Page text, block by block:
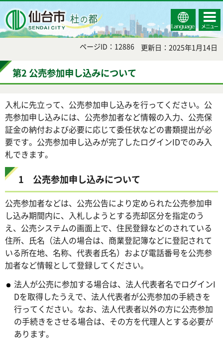
Select
Language
コンテ
ンツメ
ニュー
ページID：12886 更新日：2025年1月14日
第2 公売参加申し込みについて
入札に先立って、公売参加申し込みを行ってください。公
売参加申し込みには、公売参加者など情報の入力、公売保
証金の納付および必要に応じて委任状などの書類提出が必
要です。公売参加申し込みが完了したログインIDでのみ入
札できます。
1 公売参加申し込みについて
公売参加者などは、公売公告により定められた公売参加申
し込み期間内に、入札しようとする売却区分を指定のう
え、公売システムの画面上で、住民登録などのされている
住所、氏名（法人の場合は、商業登記簿などに登記されて
いる所在地、名称、代表者氏名）および電話番号を公売参
加者など情報として登録してください。
法人が公売に参加する場合は、法人代表者名でログインI
Dを取得したうえで、法人代表者が公売参加の手続きを
行ってください。なお、法人代表者以外の方に公売参加
の手続きをさせる場合は、その方を代理人とする必要が
あります。